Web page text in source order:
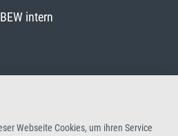
BEW intern
Webseite Cookies, um ihren Service